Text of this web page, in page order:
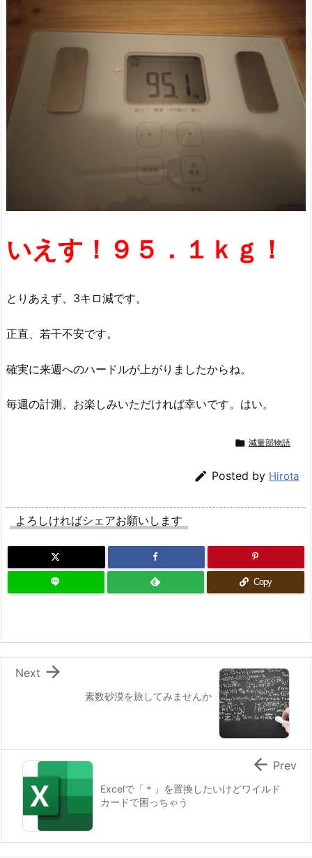
いえす！９５．１ｋｇ！
とりあえず、3キロ減です。
正直、若干不安です。
確実に来週へのハードルが上がりましたからね。
毎週の計測、お楽しみいただければ幸いです。はい。
 減量部物語
 Posted by Hirota
よろしければシェアお願いします
Copy
素数砂漠を旅してみませんか

Next
Excelで「＊」を置換したいけどワイルド
カードで困っちゃう
 Prev